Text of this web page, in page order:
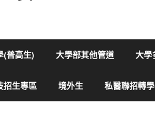
(普高生) 大學部其他管道 大學
招生專區 境外生 私醫聯招轉